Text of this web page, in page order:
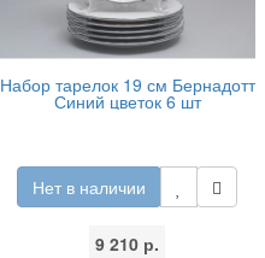
Набор тарелок 19 см Бернадотт
Синий цветок 6 шт
Нет в наличии
9 210 р.